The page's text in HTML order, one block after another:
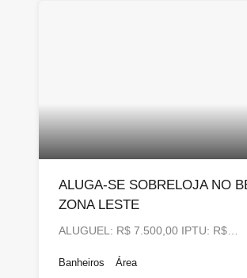
ALUGA-SE SOBRELOJA NO
ZONA LESTE
ALUGUEL: R$ 7.500,00 IPTU: R$…
Banheiros Área